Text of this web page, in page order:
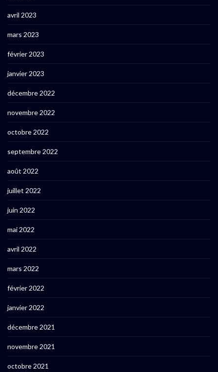
avril 2023
mars 2023
février 2023
janvier 2023
décembre 2022
novembre 2022
octobre 2022
septembre 2022
août 2022
juillet 2022
juin 2022
mai 2022
avril 2022
mars 2022
février 2022
janvier 2022
décembre 2021
novembre 2021
octobre 2021